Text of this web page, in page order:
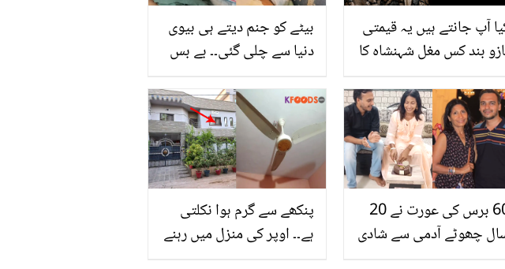
بیٹے کو جنم دیتے ہی بیوی
دنیا سے چلی گئی۔۔ بے بس
آنکھوں کے سامنے موت کے
منہ میں جاتا دیکھنے کا
افسوس ناک واقعہ
آپ جانتے ہیں یہ قیمتی
بند کس مغل شہنشاہ کا
اڑ گے
پنکھے سے گرم ہوا نکلتی
ہے۔۔ اوپر کی منزل میں رہنے
60 برس کی عورت نے 20
چھوٹے آدمی سے شادی